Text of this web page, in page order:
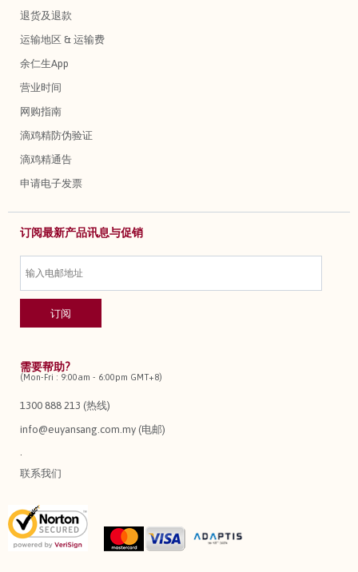
退货及退款
运输地区 & 运输费
余仁生App
营业时间
网购指南
滴鸡精防伪验证
滴鸡精通告
申请电子发票
订阅最新产品讯息与促销
需要帮助?
(Mon-Fri : 9:00am - 6:00pm GMT+8)
1300 888 213 (热线)
info@euyansang.com.my (电邮)
联系我们